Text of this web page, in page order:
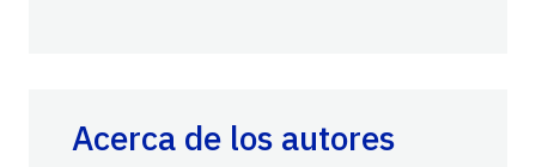
Acerca de los autores